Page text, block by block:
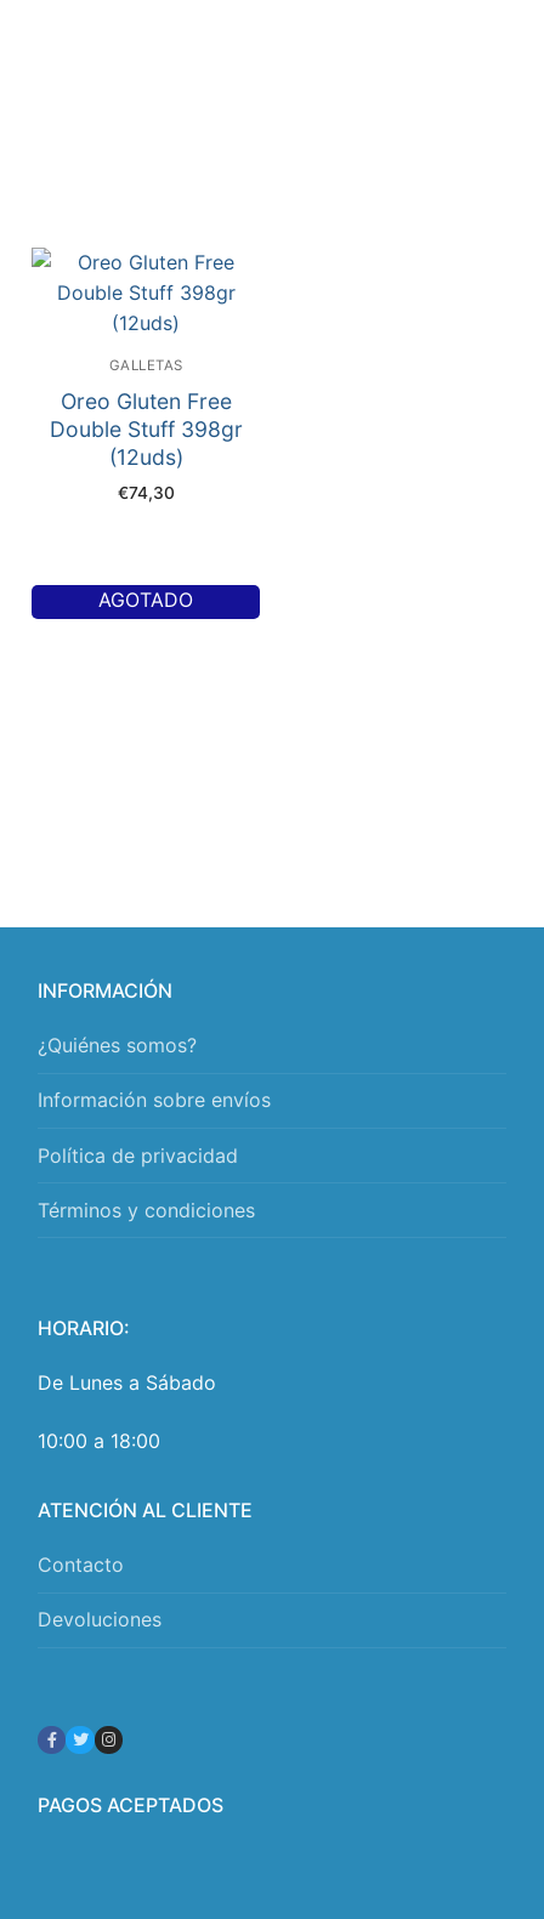
GALLETAS
Oreo Gluten Free
Double Stuff 398gr
(12uds)
€74,30
AGOTADO
INFORMACIÓN
¿Quiénes somos?
Información sobre envíos
Política de privacidad
Términos y condiciones
HORARIO:
De Lunes a Sábado
10:00 a 18:00
ATENCIÓN AL CLIENTE
Contacto
Devoluciones
PAGOS ACEPTADOS